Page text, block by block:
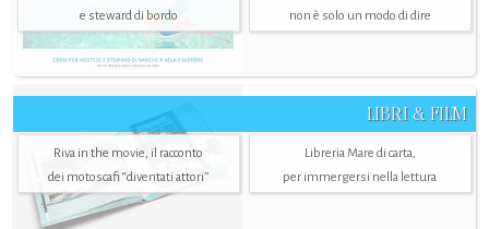
e steward di bordo
non è solo un modo di dire
LIBRI & FILM
Riva in the movie, il racconto
dei motoscafi “diventati attori”
Libreria Mare di carta,
per immergersi nella lettura